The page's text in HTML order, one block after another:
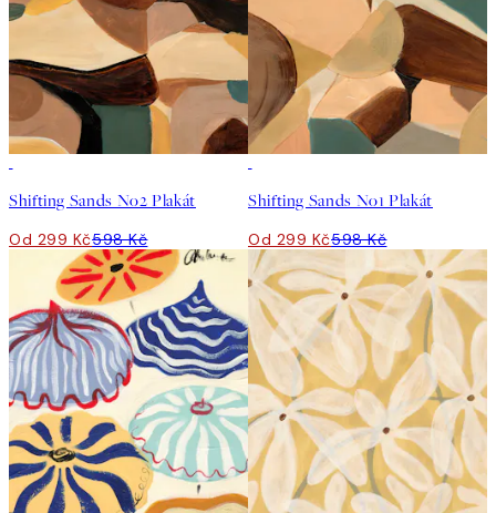
Shifting Sands No2 Plakát
Od 299 Kč598 Kč
Shifting Sands No1 Plakát
Od 299 Kč598 Kč